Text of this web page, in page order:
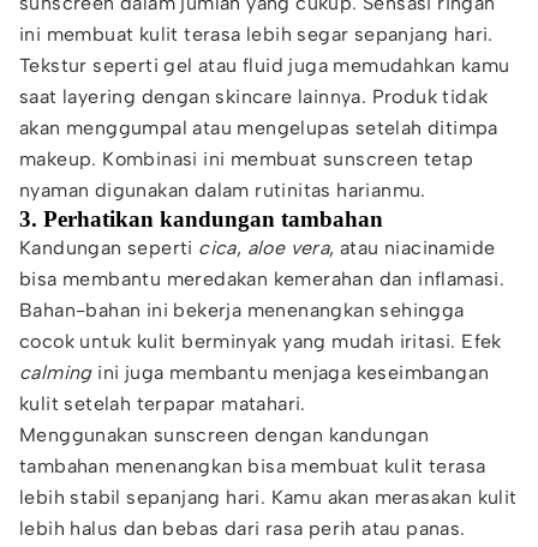
ini membuat kulit terasa lebih segar sepanjang hari.
Tekstur seperti gel atau fluid juga memudahkan kamu
saat layering dengan skincare lainnya. Produk tidak
akan menggumpal atau mengelupas setelah ditimpa
makeup. Kombinasi ini membuat sunscreen tetap
nyaman digunakan dalam rutinitas harianmu.
3. Perhatikan kandungan tambahan
Kandungan seperti cica, aloe vera, atau niacinamide
bisa membantu meredakan kemerahan dan inflamasi.
Bahan-bahan ini bekerja menenangkan sehingga
cocok untuk kulit berminyak yang mudah iritasi. Efek
calming ini juga membantu menjaga keseimbangan
kulit setelah terpapar matahari.
Menggunakan sunscreen dengan kandungan
tambahan menenangkan bisa membuat kulit terasa
lebih stabil sepanjang hari. Kamu akan merasakan kulit
lebih halus dan bebas dari rasa perih atau panas.